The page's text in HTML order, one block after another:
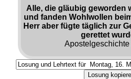
Alle, die gläubig geworden
und fanden Wohlwollen
Herr aber fügte täglich zur
gerettet
Apostelgeschichte
Losung